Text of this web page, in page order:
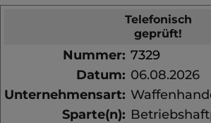
Telefonisch
geprüft!
Nummer: 7329
Datum: 06.08.2026
Unternehmensart:
Sparte(n):